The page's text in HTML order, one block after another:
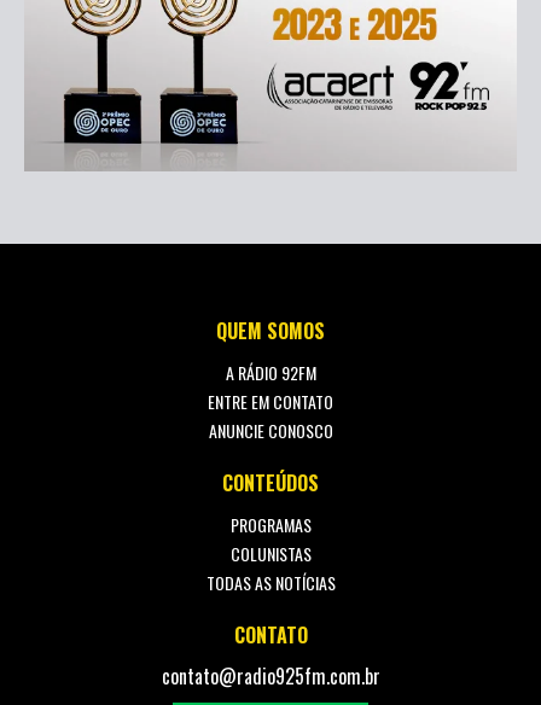
QUEM SOMOS
A RÁDIO 92FM
ENTRE EM CONTATO
ANUNCIE CONOSCO
CONTEÚDOS
PROGRAMAS
COLUNISTAS
TODAS AS NOTÍCIAS
CONTATO
contato@radio925fm.com.br